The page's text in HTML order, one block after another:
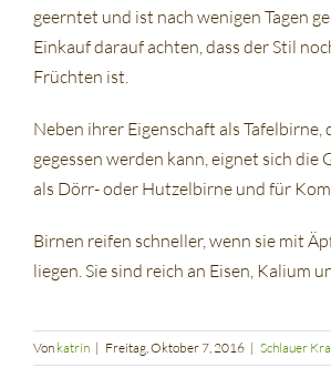
geerntet und ist nach wenigen Tagen
Einkauf darauf achten, dass der Stil
Früchten ist.
Neben ihrer Eigenschaft als Tafelbirne,
gegessen werden kann, eignet sich die
als Dörr- oder Hutzelbirne und für
Birnen reifen schneller, wenn sie mit
liegen. Sie sind reich an Eisen, Kalium
Von katrin | Freitag, Oktober 7, 2016 | Schlauer